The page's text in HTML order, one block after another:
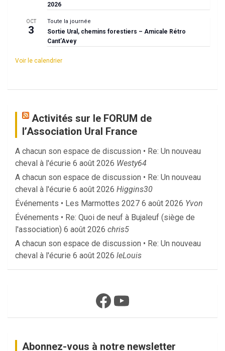
2026
OCT
3
Toute la journée
Sortie Ural, chemins forestiers – Amicale Rétro
Cant’Avey
Voir le calendrier
Activités sur le FORUM de
l’Association Ural France
A chacun son espace de discussion • Re: Un nouveau
cheval à l'écurie 6 août 2026 Westy64
A chacun son espace de discussion • Re: Un nouveau
cheval à l'écurie 6 août 2026 Higgins30
Événements • Les Marmottes 2027 6 août 2026 Yvon
Événements • Re: Quoi de neuf à Bujaleuf (siège de
l'association) 6 août 2026 chris5
A chacun son espace de discussion • Re: Un nouveau
cheval à l'écurie 6 août 2026 leLouis
Facebook
YouTube
Abonnez-vous à notre newsletter